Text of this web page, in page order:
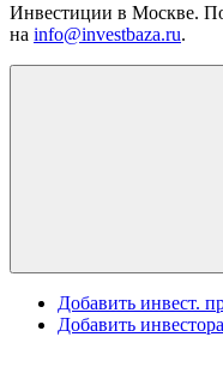
Инвестиции в Москве.
на info@investbaza.ru.
Добавить инвест.
Добавить инвестора